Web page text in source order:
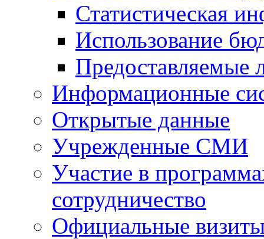
Статистическая
Использование
Предоставляемые
Информационные
Открытые данные
Учрежденные СМИ
Участие в
сотрудничество
Официальные